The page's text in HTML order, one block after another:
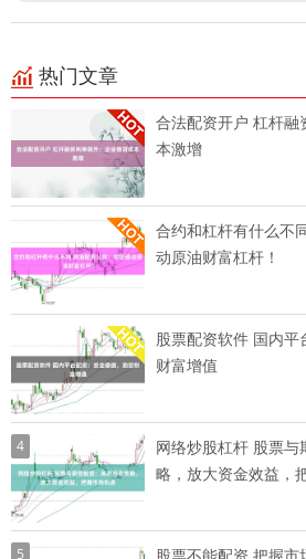
热门文章
合法配资开户 杠杆融
本激增
合约和杠杆有什么不
动原油财富杠杆！
股票配资软件 国内
财富增值
4
网络炒股杠杆 股票
略，放大资金效益，
5